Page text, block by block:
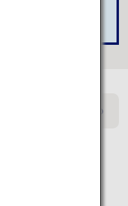
cliquant sur «
Kumamoto